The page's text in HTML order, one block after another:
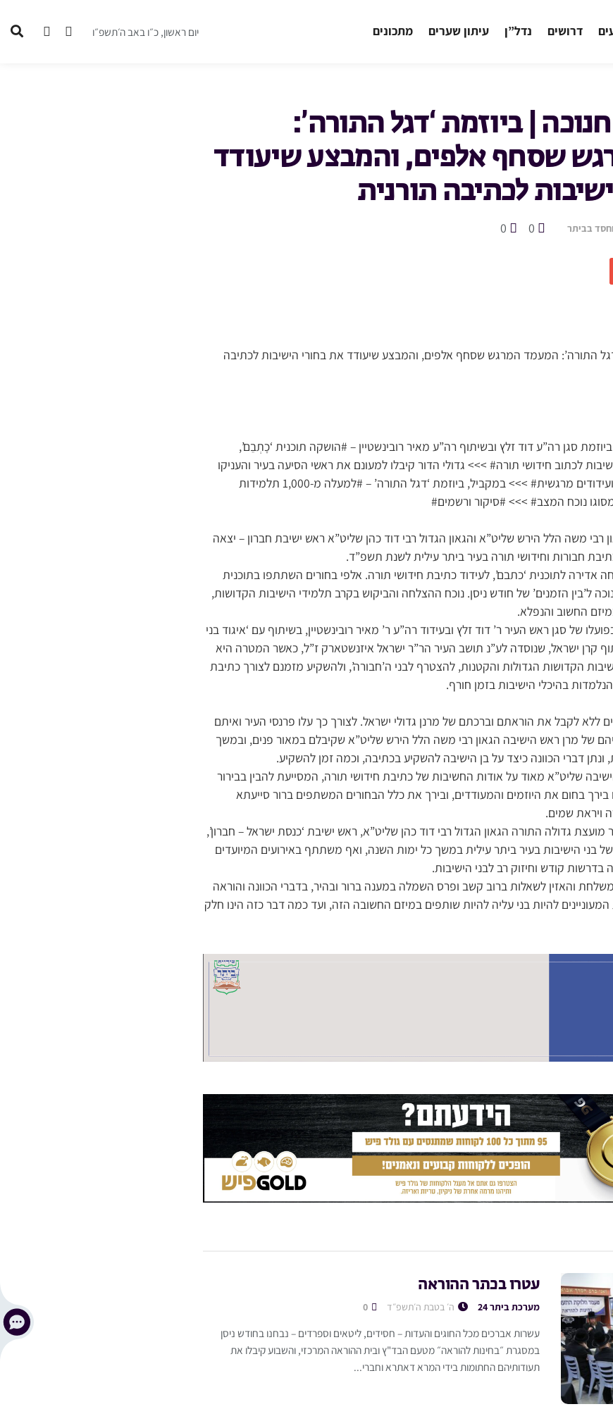
דרושים נדל”ן עיתון שערים מתכונים יום ראשון, כ״ו באב ה׳תשפ״ו
| ביוזמת ‘דגל התורה’:
שסחף אלפים, והמבצע שיעודד
לכתיבה תורנית
בביתר 0
0
התורה’: המעמד המרגש שסחף אלפים, והמבצע שיעודד את בחורי הישיבות לכתיבה
סגן רה”ע דוד זלץ ובשיתוף רה”ע מאיר רובינשטיין – #הושקה תוכנית ‘כָתְבֵם’,
לכתוב חידושי תורה# >>> גדולי הדור קיבלו למעונם את ראשי הסיעה בעיר והעניקו
#שורה של הדרכות מפורטות ועידודים מרגשית# >>> במקביל, ביוזמת ‘דגל התורה’ – #למעלה מ-1,000 תלמידות
נוכח המצב# >>> #סיקור ורשמים#
משה הלל הירש שליט”א והגאון הגדול רבי דוד כהן שליט”א ראש ישיבת חברון – יצאה
חבורות וחידושי תורה בעיר ביתר עילית לשנת תשפ”ד.
לתוכנית ‘כתבם’, לעידוד כתיבת חידושי תורה. אלפי בחורים השתתפו בתוכנית
ל’בין הזמנים’ של חודש ניסן. נוכח ההצלחה והביקוש בקרב תלמידי הישיבות הקדושות,
החשוב והנפלא.
של סגן ראש העיר ר’ דוד זלץ ובעידוד רה”ע ר’ מאיר רובינשטיין, בשיתוף עם ‘איגוד בני
קרן ישראל, שנוסדה לע”נ תושב העיר הר”ר ישראל איזנשטארק ז”ל, כאשר המטרה היא
הקדושות הגדולות והקטנות, להצטרף לבני ה’חבורה’, ולהשקיע מזמנם לצורך כתיבת
הנלמדות בהיכלי הישיבות בזמן חורף.
ללא לקבל את הוראתם וברכתם של מרנן גדולי ישראל. לצורך כך עלו פרנסי העיר ואיתם
של מרן ראש הישיבה הגאון רבי משה הלל הירש שליט”א שקיבלם במאור פנים, ובמשך
דברי הכוונה כיצד על בן הישיבה להשקיע בכתיבה, וכמה זמן להשקיע.
שליט”א מאוד על אודות החשיבות של כתיבת חידושי תורה, המסייעת להבין בבירור
בחום את היוזמים והמעודדים, ובירך את כלל הבחורים המשתפים ברור סייעתא
ויראת שמים.
מועצת גדולה התורה הגאון הגדול רבי דוד כהן שליט”א, ראש ישיבת ‘כנסת ישראל – חברון’,
בני הישיבות בעיר ביתר עילית במשך כל ימות השנה, ואף משתתף באירועים המיועדים
בדרשות קודש וחיזוק רב לבני הישיבות.
והאזין לשאלות ברוב קשב ופרס השמלה במענה ברור ובהיר, בדברי הכוונה והוראה
המעוניינים להיות בני עליה להיות שותפים במיזם החשובה הזה, ועד כמה דבר כזה הינו חלק
עטרו בכתר ההוראה
מערכת ביתר 24 ה׳ בטבת ה׳תשפ״ד
עשרות אברכים מכל החוגים והעדות – חסידים, ליטאים וספרדים – נבחנו בחודש ניסן
במסגרת ״בחינות להוראה״ מטעם הבד"ץ ובית ההוראה המרכזי, והשבוע קיבלו את
תעודותיהם החתומות בידי המרא דאתרא וחברי...